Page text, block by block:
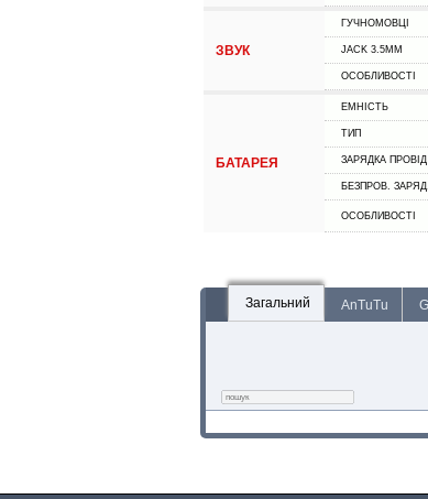
ЗВУК
ГУЧНОМОВЦІ
JACK 3.5MM
ОСОБЛИВОСТІ
БАТАРЕЯ
ЕМНІСТЬ
ТИП
ЗАРЯДКА ПРОВІД
БЕЗПРОВ. ЗАРЯД.
ОСОБЛИВОСТІ
Загальний AnTuTu